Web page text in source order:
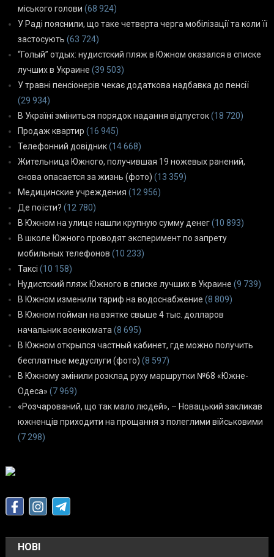
міського голови (68 924)
У Раді пояснили, що таке четверта черга мобілізації та коли її
застосують (63 724)
“Голый” отдых: нудистский пляж в Южном оказался в списке
лучших в Украине (39 503)
У травні пенсіонерів чекає додаткова надбавка до пенсії
(29 934)
В Україні зміниться порядок надання відпусток(18 720)
Продаж квартир (16 945)
Телефонний довідник(14 668)
Жительница Южного, получившая 19 ножевых ранений,
снова опасается за жизнь (фото) (13 359)
Медицинские учреждения (12 956)
Де поїсти? (12 780)
В Южном на улице нашли крупную сумму денег(10 893)
В школе Южного проводят эксперимент по запрету
мобильных телефонов (10 233)
Таксі (10 158)
Нудистский пляж Южного в списке лучших в Украине (9 739)
В Южном изменили тариф на водоснабжение (8 809)
В Южном пойман на взятке свыше 4 тыс. долларов
начальник военкомата (8 695)
В Южном открылся частный кабинет, где можно получить
бесплатные медуслуги (фото) (8 597)
В Южному змінили розклад руху маршрутки №68 «Южне-
Одеса» (7 969)
«Розчарований, що так мало людей», – Новацький закликав
южненців приходити на прощання з полеглими військовими
(7 298)
НОВІ